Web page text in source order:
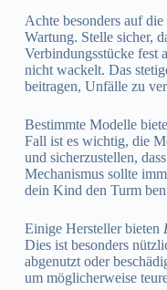
Achte besonders auf die
Wartung. Stelle sicher,
Verbindungsstücke fest
nicht wackelt. Das
beitragen, Unfälle zu
Bestimmte Modelle
Fall ist es wichtig, die
und sicherzustellen,
Mechanismus sollte
dein Kind den Turm
Einige Hersteller bieten
Dies ist besonders
abgenutzt oder
um möglicherweise